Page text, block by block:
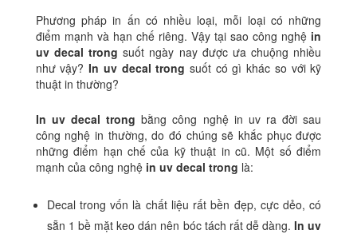
Phương pháp in ấn có nhiều loại, mỗi loại có những
điểm mạnh và hạn chế riêng. Vậy tại sao công nghệ in
uv decal trong suốt ngày nay được ưa chuộng nhiều
như vậy?In uv decal trong suốt có gì khác so với kỹ
thuật in thường?
In uv decal trong bằng công nghệ in uv ra đời sau
công nghệ in thường, do đó chúng sẽ khắc phục được
những điểm hạn chế của kỹ thuật in cũ. Một số điểm
mạnh của công nghệ in uv decal trong là:
Decal trong vốn là chất liệu rất bền đẹp, cực dẻo, có
sẵn 1 bề mặt keo dán nên bóc tách rất dễ dàng. In uv